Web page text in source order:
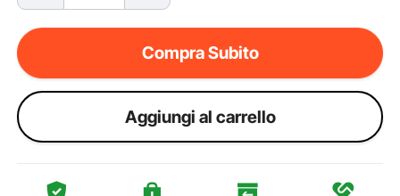
Compra Subito
Aggiungi al carrello